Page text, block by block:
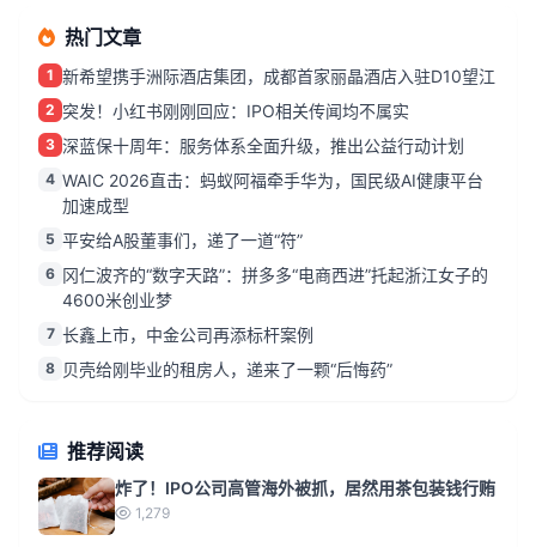
热门文章
1 新希望携手洲际酒店集团，成都首家丽晶酒店入驻D10望江
2 突发！小红书刚刚回应：IPO相关传闻均不属实
3 深蓝保十周年：服务体系全面升级，推出公益行动计划
4 WAIC 2026直击：蚂蚁阿福牵手华为，国民级AI健康平台
加速成型
5 平安给A股董事们，递了一道“符”
6 冈仁波齐的“数字天路”：拼多多“电商西进”托起浙江女子的
4600米创业梦
7 长鑫上市，中金公司再添标杆案例
8 贝壳给刚毕业的租房人，递来了一颗“后悔药”
推荐阅读
炸了！IPO公司高管海外被抓，居然用茶包装钱行贿
1,279